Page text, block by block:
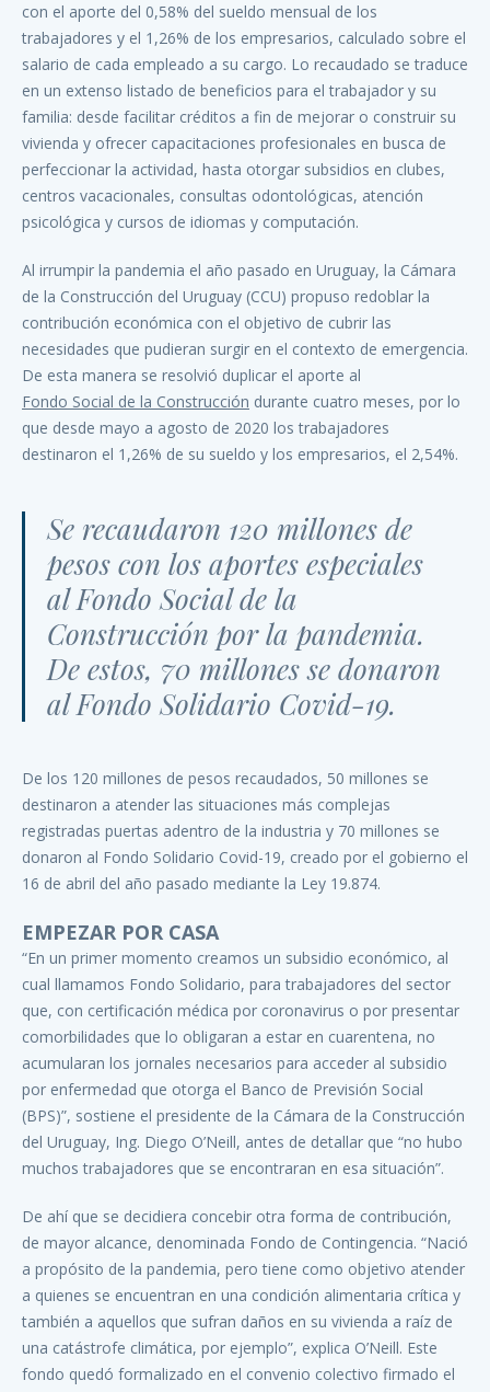
con el aporte del 0,58% del sueldo mensual de los
trabajadores y el 1,26% de los empresarios, calculado sobre el
salario de cada empleado a su cargo. Lo recaudado se traduce
en un extenso listado de beneficios para el trabajador y su
familia: desde facilitar créditos a fin de mejorar o construir su
vivienda y ofrecer capacitaciones profesionales en busca de
perfeccionar la actividad, hasta otorgar subsidios en clubes,
centros vacacionales, consultas odontológicas, atención
psicológica y cursos de idiomas y computación.
Al irrumpir la pandemia el año pasado en Uruguay, la Cámara
de la Construcción del Uruguay (CCU) propuso redoblar la
contribución económica con el objetivo de cubrir las
necesidades que pudieran surgir en el contexto de emergencia.
De esta manera se resolvió duplicar el aporte al
Fondo Social de la Construcción durante cuatro meses, por lo
que desde mayo a agosto de 2020 los trabajadores
destinaron el 1,26% de su sueldo y los empresarios, el 2,54%.
Se recaudaron 120 millones de
pesos con los aportes especiales
al Fondo Social de la
Construcción por la pandemia.
De estos, 70 millones se donaron
al Fondo Solidario Covid-19.
De los 120 millones de pesos recaudados, 50 millones se
destinaron a atender las situaciones más complejas
registradas puertas adentro de la industria y 70 millones se
donaron al Fondo Solidario Covid-19, creado por el gobierno el
16 de abril del año pasado mediante la Ley 19.874.
EMPEZAR POR CASA
“En un primer momento creamos un subsidio económico, al
cual llamamos Fondo Solidario, para trabajadores del sector
que, con certificación médica por coronavirus o por presentar
comorbilidades que lo obligaran a estar en cuarentena, no
acumularan los jornales necesarios para acceder al subsidio
por enfermedad que otorga el Banco de Previsión Social
(BPS)”, sostiene el presidente de la Cámara de la Construcción
del Uruguay, Ing. Diego O’Neill, antes de detallar que “no hubo
muchos trabajadores que se encontraran en esa situación”.
De ahí que se decidiera concebir otra forma de contribución,
de mayor alcance, denominada Fondo de Contingencia. “Nació
a propósito de la pandemia, pero tiene como objetivo atender
a quienes se encuentran en una condición alimentaria crítica y
también a aquellos que sufran daños en su vivienda a raíz de
una catástrofe climática, por ejemplo”, explica O’Neill. Este
fondo quedó formalizado en el convenio colectivo firmado el